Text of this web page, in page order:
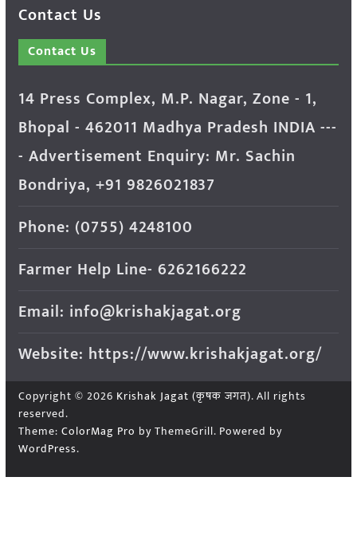
Contact Us
Contact Us
14 Press Complex, M.P. Nagar, Zone - 1,
Bhopal - 462011 Madhya Pradesh INDIA ---
- Advertisement Enquiry: Mr. Sachin
Bondriya, +91 9826021837
Phone: (0755) 4248100
Farmer Help Line- 6262166222
Email: info@krishakjagat.org
Website: https://www.krishakjagat.org/
Copyright © 2026 Krishak Jagat (कृषक जगत). All rights
reserved.
Theme: ColorMag Pro by ThemeGrill. Powered by
WordPress.